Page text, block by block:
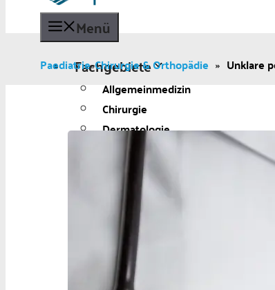
Menü
Fachgebiete
Allgemeinmedizin
Chirurgie
Dermatologie
Diabetologie
Gynäkologie
Kardiologie
Neurologie und Psychiatrie
Onkologie
Ophthalmologie
Pädiatrie
Paediatrie»Chirurgie & Orthopädie » Unklare